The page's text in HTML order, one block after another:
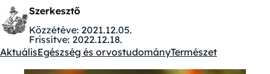
Szerkesztő
Közzétéve: 2021.12.05.
Frissítve: 2022.12.18.
Kategóriák:
AktuálisEgészség és orvostudományTermészet